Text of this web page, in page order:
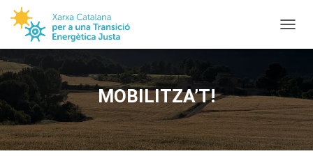
MOBILITZA’T!